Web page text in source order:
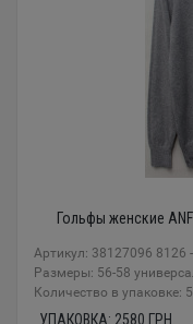
Гольфы женские
Артикул: 38127096 8126
Размеры: 56-58
Количество в упаковке: 5
УПАКОВКА: 2580 ГРН.